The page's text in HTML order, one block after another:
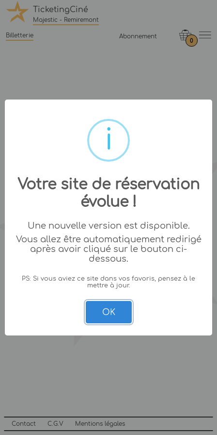
TicketingCiné
Majestic - Remiremont
Billetterie Abonnement
0
Contact C.G.V Mentions légales
Votre site de réservation
évolue !
Une nouvelle version est disponible.
Vous allez être automatiquement redirigé
après avoir cliqué sur le bouton ci-
dessous.
PS: Si vous aviez ce site dans vos favoris, pensez à le
mettre à jour.
OK